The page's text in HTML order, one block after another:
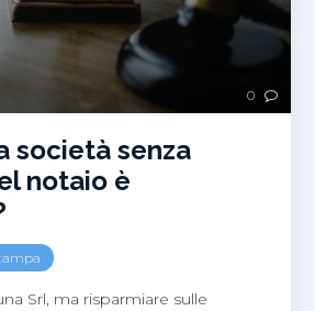
0
società senza
notaio è
Srl, ma risparmiare sulle